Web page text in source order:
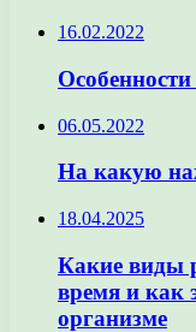
16.02.2022
06.05.2022
На какую
18.04.2025
Какие виды
время и как
организме